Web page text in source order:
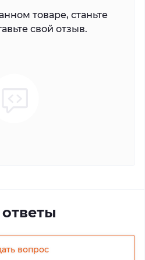
товаре, станьте
свой отзыв.
вопрос